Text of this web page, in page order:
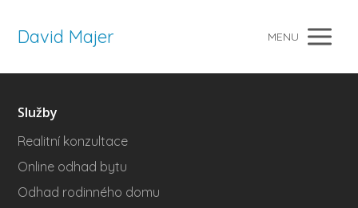
David Majer MENU
Služby
Realitní konzultace
Online odhad bytu
Odhad rodinného domu